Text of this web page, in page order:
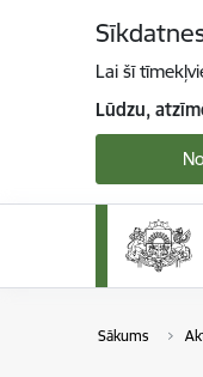
Lai šī
Lūdzu,
Sākums